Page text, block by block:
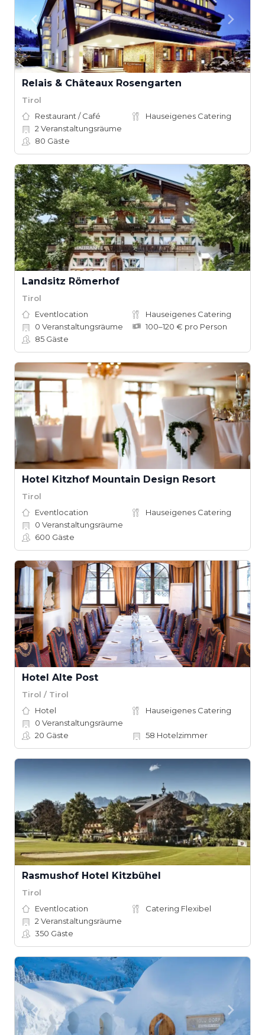
Relais & Châteaux Rosengarten
Tirol
Restaurant / Café
Hauseigenes Catering
2 Veranstaltungsräume
80 Gäste
Landsitz Römerhof
Tirol
Eventlocation
Hauseigenes Catering
0 Veranstaltungsräume
100–120 € pro Person
85 Gäste
Hotel Kitzhof Mountain Design Resort
Tirol
Eventlocation
Hauseigenes Catering
0 Veranstaltungsräume
600 Gäste
Hotel Alte Post
Tirol / Tirol
Hotel
Hauseigenes Catering
0 Veranstaltungsräume
20 Gäste 58 Hotelzimmer
Rasmushof Hotel Kitzbühel
Tirol
Eventlocation
Catering Flexibel
2 Veranstaltungsräume
350 Gäste